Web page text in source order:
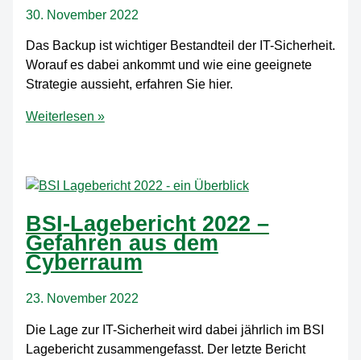
30. November 2022
Das Backup ist wichtiger Bestandteil der IT-Sicherheit.
Worauf es dabei ankommt und wie eine geeignete
Strategie aussieht, erfahren Sie hier.
Backup
richtige
Strategie
die
Sicherung
und
Daten
Weiterlesen »
BSI-Lagebericht 2022 –
Gefahren aus dem
Cyberraum
23. November 2022
Die Lage zur IT-Sicherheit wird dabei jährlich im BSI
Lagebericht zusammengefasst. Der letzte Bericht